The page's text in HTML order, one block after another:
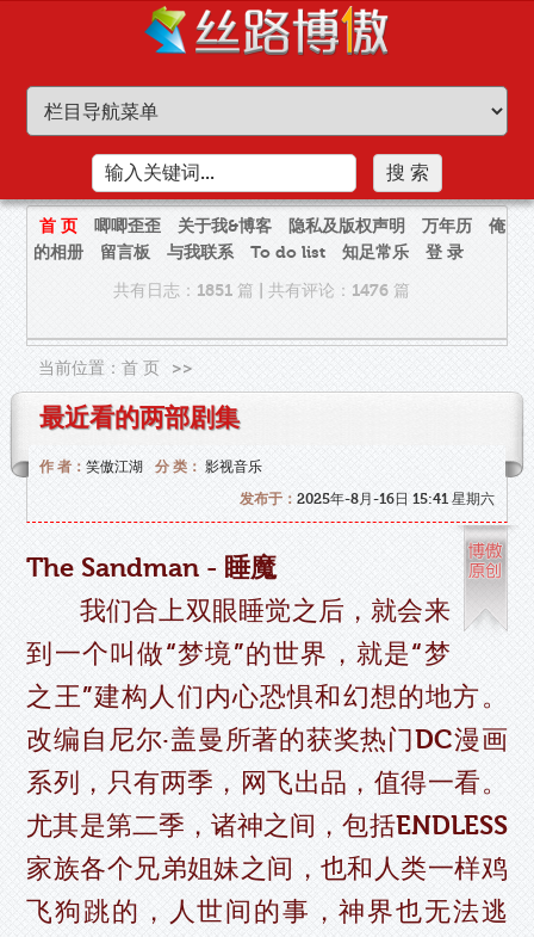
首 页 唧唧歪歪 关于我&博客 隐私及版权声明 万年历
俺
的相册
留言板 与我联系 To do list 知足常乐
登 录
共有日志：1851 篇
共有评论：1476 篇
当前位置：首 页 >>
最近看的两部剧集
作 者：笑傲江湖 分 类： 影视音乐
发布于： 2025年-8月-16日 15:41 星期六
The Sandman - 睡魔
我们合上双眼睡觉之后，就会来
到一个叫做“梦境”的世界，就是“梦
之王”建构人们内心恐惧和幻想的地方。
改编自尼尔·盖曼所著的获奖热门DC漫画
系列，只有两季，网飞出品，值得一看。
尤其是第二季，诸神之间，包括ENDLESS
家族各个兄弟姐妹之间，也和人类一样鸡
飞狗跳的，人世间的事，神界也无法逃